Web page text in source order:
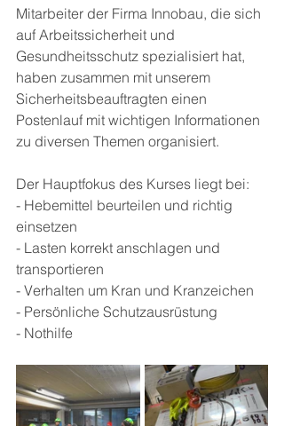
Mitarbeiter der Firma Innobau, die sich
auf Arbeitssicherheit und
Gesundheitsschutz spezialisiert hat,
haben zusammen mit unserem
Sicherheitsbeauftragten einen
Postenlauf mit wichtigen Informationen
zu diversen Themen organisiert.
Der Hauptfokus des Kurses liegt bei:
- Hebemittel beurteilen und richtig
einsetzen
- Lasten korrekt anschlagen und
transportieren
- Verhalten um Kran und Kranzeichen
- Persönliche Schutzausrüstung
- Nothilfe